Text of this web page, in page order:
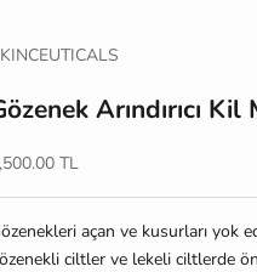
Arındırıcı Kil
fiyat
TL
açan ve kusurları yok
ciltler ve lekeli ciltlerde